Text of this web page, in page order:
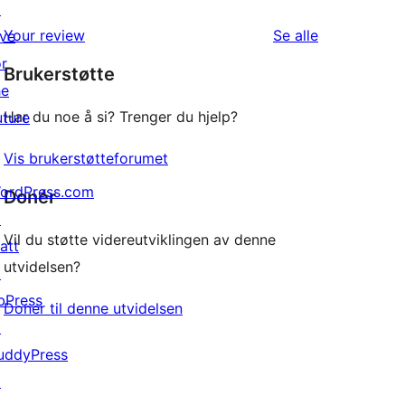
review
star
reviews
Your review Se alleomtalene
Brukerstøtte
Har du noe å si? Trenger du hjelp?
Vis brukerstøtteforumet
Donér
Vil du støtte videreutviklingen av denne
utvidelsen?
Doner til denne utvidelsen